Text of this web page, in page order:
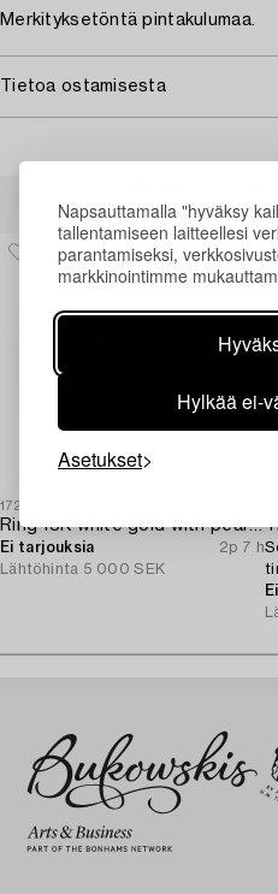
Napsauttamalla "hyväksy
tallentamiseen laitteellesi
parantamiseksi,
markkinointimme
Hylkää ei-
Asetukset
Merkityksetöntä pintakulumaa.
Tietoa ostamisesta
1729683
Ring 18K white gold with pearls and octagon-cut diamonds.
Ei tarjouksia
2p 7 h
Lähtöhinta 5 000 SEK